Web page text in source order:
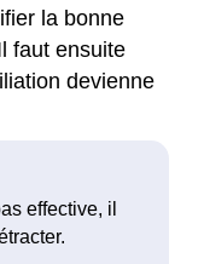
la bonne
faut ensuite
devienne